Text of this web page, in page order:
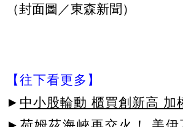
（封面圖／東森新聞）
【往下看更多】
► 中小股輪動 櫃買創新高 加